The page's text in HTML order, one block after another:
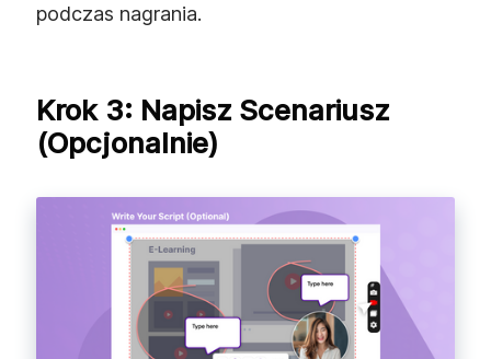
podczas nagrania.
Krok 3: Napisz Scenariusz
(opcjonalnie)